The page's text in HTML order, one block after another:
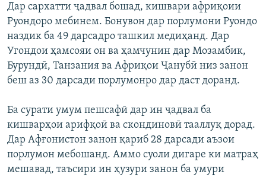
Дар сархатти ҷадвал бошад, кишвари африқоии
Руондоро мебинем. Бонувон дар порлумони Руондо
наздик ба 49 дарсадро ташкил медиҳанд. Дар
Угондои ҳамсояи он ва ҳамчунин дар Мозамбик,
Бурундӣ, Танзания ва Африқои Ҷанубӣ низ занон
беш аз 30 дарсади порлумонро дар даст доранд.
Ба сурати умум пешсафӣ дар ин ҷадвал ба
кишварҳои арифқоӣ ва скондиновӣ тааллуқ дорад.
Дар Афғонистон занон қариб 28 дарсади аъзои
порлумон мебошанд. Аммо суоли дигаре ки матраҳ
мешавад, таъсири ин ҳузури занон ба умури